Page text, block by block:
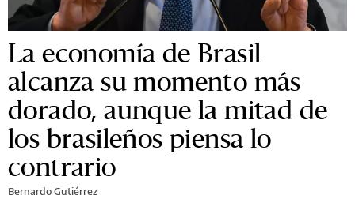
La economía de Brasil
alcanza su momento más
dorado, aunque la mitad de
los brasileños piensa lo
contrario
Bernardo Gutiérrez